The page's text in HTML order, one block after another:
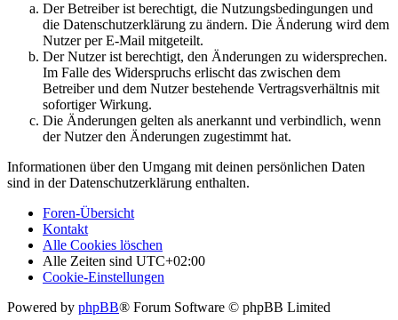
Der Betreiber ist berechtigt, die Nutzungsbedingungen und
die Datenschutzerklärung zu ändern. Die Änderung wird dem
Nutzer per E-Mail mitgeteilt.
Der Nutzer ist berechtigt, den Änderungen zu widersprechen.
Im Falle des Widerspruchs erlischt das zwischen dem
Betreiber und dem Nutzer bestehende Vertragsverhältnis mit
sofortiger Wirkung.
Die Änderungen gelten als anerkannt und verbindlich, wenn
der Nutzer den Änderungen zugestimmt hat.
Informationen über den Umgang mit deinen persönlichen Daten
sind in der Datenschutzerklärung enthalten.
Foren-Übersicht
Kontakt
Alle Cookies löschen
Alle Zeiten sind UTC+02:00
Cookie-Einstellungen
Powered by phpBB® Forum Software © phpBB Limited